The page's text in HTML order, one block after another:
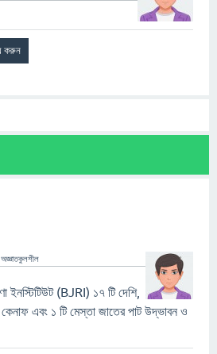
অজ্ঞাতকুলশীল
ইনস্টিটিউট (BJRI) ১৭ টি দেশি,
কেনাফ এবং ১ টি মেস্তা জাতের পাট উদ্ভাবন ও